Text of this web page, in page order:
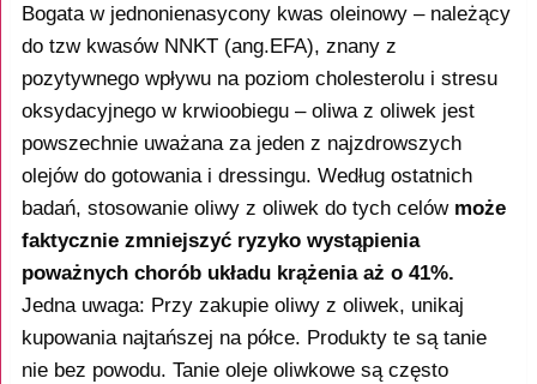
Bogata w jednonienasycony kwas oleinowy – należący
do tzw kwasów NNKT (ang.EFA), znany z
pozytywnego wpływu na poziom cholesterolu i stresu
oksydacyjnego w krwioobiegu – oliwa z oliwek jest
powszechnie uważana za jeden z najzdrowszych
olejów do gotowania i dressingu. Według ostatnich
badań, stosowanie oliwy z oliwek do tych celów może
faktycznie zmniejszyć ryzyko wystąpienia
poważnych chorób układu krążenia aż o 41%.
Jedna uwaga: Przy zakupie oliwy z oliwek, unikaj
kupowania najtańszej na półce. Produkty te są tanie
nie bez powodu. Tanie oleje oliwkowe są często